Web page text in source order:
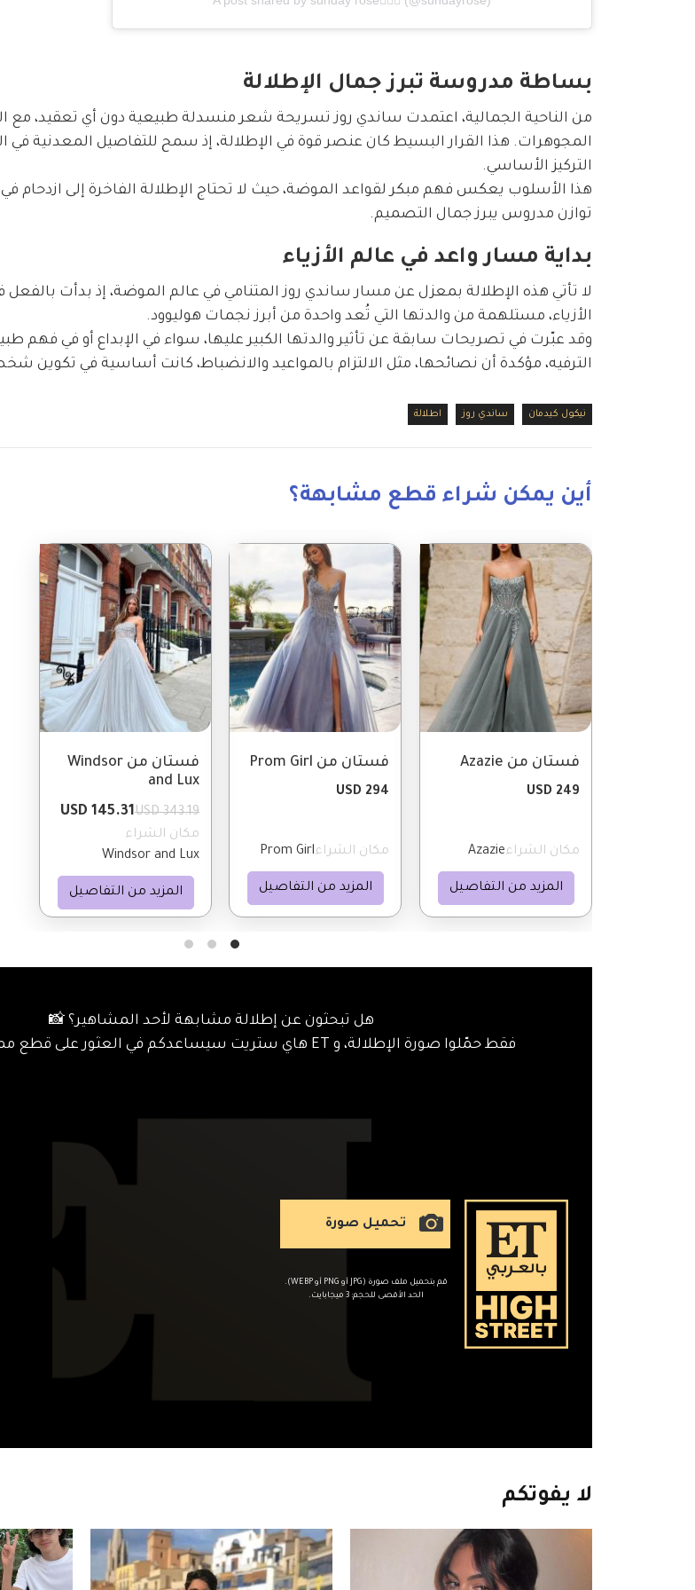
بساطة مدروسة تبرز جمال الإطلالة
من الناحية الجمالية، اعتمدت ساندي روز تسريحة شعر منسدلة طبيعية دون أي تعقيد، مع
المجوهرات. هذا القرار البسيط كان عنصر قوة في الإطلالة، إذ سمح للتفاصيل المعدنية في
التركيز الأساسي.
هذا الأسلوب يعكس فهم مبكر لقواعد الموضة، حيث لا تحتاج الإطلالة الفاخرة إلى ازدحام
توازن مدروس يبرز جمال التصميم.
بداية مسار واعد في عالم الأزياء
لا تأتي هذه الإطلالة بمعزل عن مسار ساندي روز المتنامي في عالم الموضة، إذ بدأت
الأزياء، مستلهمة من والدتها التي تُعد واحدة من أبرز نجمات هوليوود.
وقد عبّرت في تصريحات سابقة عن تأثير والدتها الكبير عليها، سواء في الإبداع أو في فهم
الترفيه، مؤكدة أن نصائحها، مثل الالتزام بالمواعيد والانضباط، كانت أساسية في تكوين
نيكول كيدمان ساندي روز اطلالة
أين يمكن شراء قطع مشابهة؟
Image
فستان من Azazie
249 USD
مكان الشراءAzazie
المزيد من التفاصيل
Image
فستان من Prom Girl
294 USD
مكان الشراءProm Girl
المزيد من التفاصيل
Image
فستان من Windsor
and Lux
343.19 USD
145.31 USD
مكان الشراء
Windsor and Lux
المزيد من التفاصيل
هل تبحثون عن إطلالة مشابهة لأحد المشاهير؟ 📸
فقط حمّلوا صورة الإطلالة، و ET هاي ستريت سيساعدكم في العثور على قطع مماثلة بسهولة!
تحميل صورة
قم بتحميل ملف صورة (JPG أو PNG أو WEBP).
الحد الأقصى للحجم: 3 ميجابايت.
لا يفوتكم